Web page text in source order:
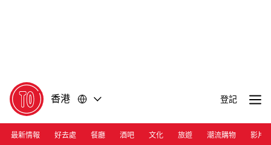
香港 登記
最新情報 好去處 餐廳 酒吧 文化 旅遊 潮流購物 影片